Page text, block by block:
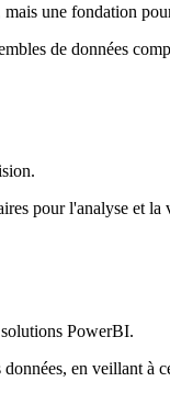
une fondation
de données
pour l'analyse et
PowerBI.
en veillant